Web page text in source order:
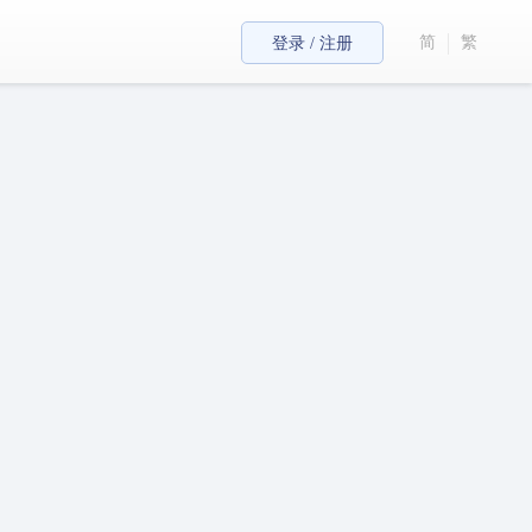
登录 / 注册 简 繁